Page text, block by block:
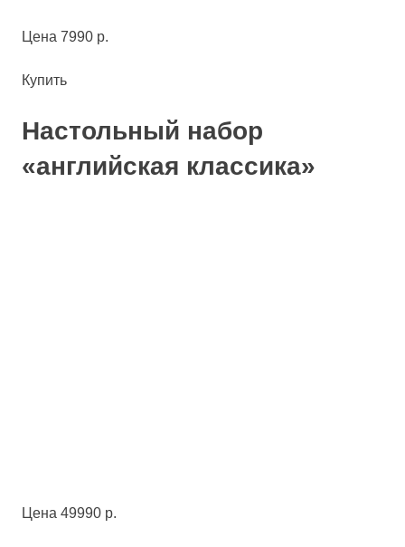
Цена 7990 р.
Купить
Настольный набор
«английская классика»
Цена 49990 р.